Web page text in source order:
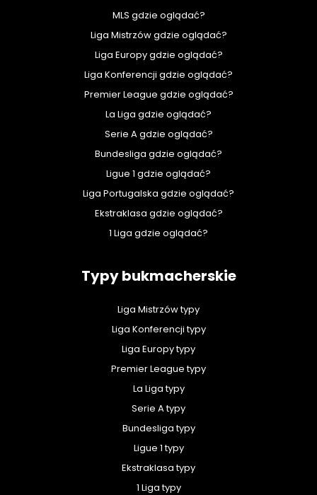
MLS gdzie oglądać?
Liga Mistrzów gdzie oglądać?
Liga Europy gdzie oglądać?
Liga Konferencji gdzie oglądać?
Premier League gdzie oglądać?
La Liga gdzie oglądać?
Serie A gdzie oglądać?
Bundesliga gdzie oglądać?
Ligue 1 gdzie oglądać?
Liga Portugalska gdzie oglądać?
Ekstraklasa gdzie oglądać?
1 Liga gdzie oglądać?
Typy bukmacherskie
Liga Mistrzów typy
Liga Konferencji typy
Liga Europy typy
Premier League typy
La Liga typy
Serie A typy
Bundesliga typy
Ligue 1 typy
Ekstraklasa typy
1 Liga typy